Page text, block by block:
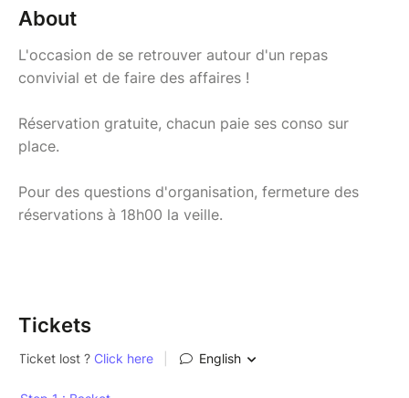
About
L'occasion de se retrouver autour d'un repas
convivial et de faire des affaires !
Réservation gratuite, chacun paie ses conso sur
place.
Pour des questions d'organisation, fermeture des
réservations à 18h00 la veille.
Tickets